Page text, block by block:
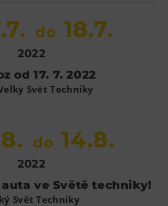
do 18.7.
2022
od 17. 7. 2022
Svět Techniky
do 14.8.
2022
ve Světě techniky!
Svět Techniky